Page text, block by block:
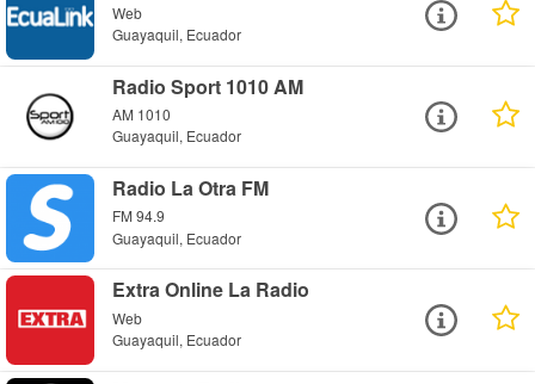
Web
Guayaquil, Ecuador
Radio Sport 1010 AM
AM 1010
Guayaquil, Ecuador
Radio La Otra FM
FM 94.9
Guayaquil, Ecuador
Extra Online La Radio
Web
Guayaquil, Ecuador